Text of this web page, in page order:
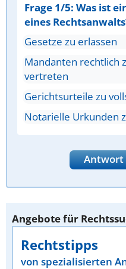
Frage 1/5: Was ist
eines
Gesetze zu erlassen
Mandanten rechtlich
vertreten
Gerichtsurteile zu
Notarielle Urkunden
Angebote für
Rechtstipps
von spezialisierten